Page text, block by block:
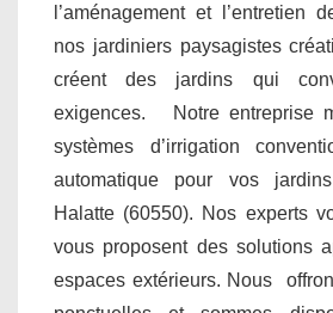
l’aménagement et l’entretien
nos jardiniers paysagistes
créent des jardins qui
exigences. Notre entreprise
systèmes d’irrigation
automatique pour vos
Halatte (60550). Nos experts
vous proposent des solutions
espaces extérieurs. Nous